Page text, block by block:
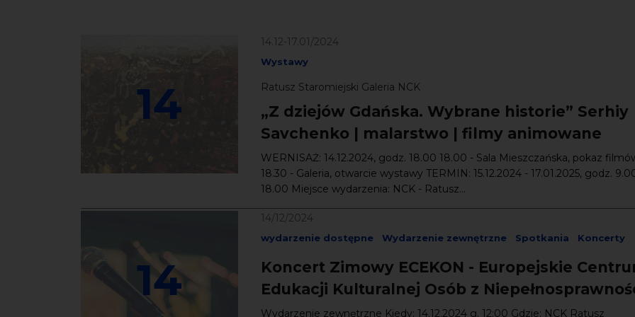
14
14.12-17.01/2024
Wystawy
Ratusz Staromiejski Galeria NCK
„Z dziejów Gdańska. Wybrane historie” Serhiy
Savchenko | malarstwo | filmy animowane
WERNISAŻ: 14.12.2024, godz. 18.00 18.00 - Sala Mieszczańska, pokaz
18.30 - Galeria, otwarcie wystawy TERMIN: 15.12.2024 - 17.01.2025, godz.
18.00 Miejsce wydarzenia: NCK - Ratusz...
14
14/12/2024
wydarzenie dostępne Wydarzenie zewnętrzne Spotkania Koncerty
Koncert Zimowy ECEKON - Europejskie
Edukacji Kulturalnej Osób z
Wydarzenie zewnętrzne Kiedy: 14.12.2024 g. 12:00 Gdzie: NCK Ratusz